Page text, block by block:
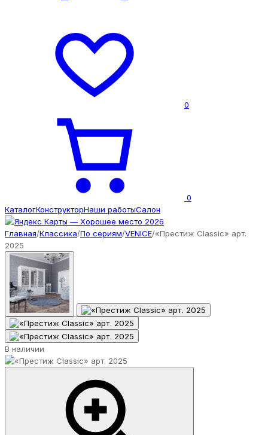
0
0
КаталогКонструкторНаши работыСалон
Главная/Классика/По сериям/VENICE/«Престиж Classic» арт.
2025
В наличии